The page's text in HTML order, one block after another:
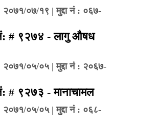
२०७१/०७/१९ | मुद्दा नं : ०६७-
# ९२७४ - लागु औषध
२०७१/०५/०५ | मुद्दा नं : २०६७-
# ९२७३ - मानाचामल
२०७१/०५/०५ | मुद्दा नं : ०६८-